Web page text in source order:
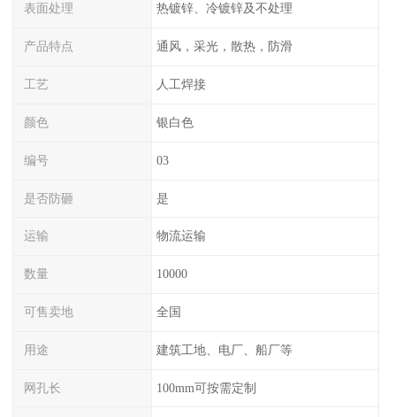
表面处理 热镀锌、冷镀锌及不处理
产品特点 通风，采光，散热，防滑
工艺 人工焊接
颜色 银白色
编号 03
是否防砸 是
运输 物流运输
数量 10000
可售卖地 全国
用途 建筑工地、电厂、船厂等
网孔长 100mm可按需定制